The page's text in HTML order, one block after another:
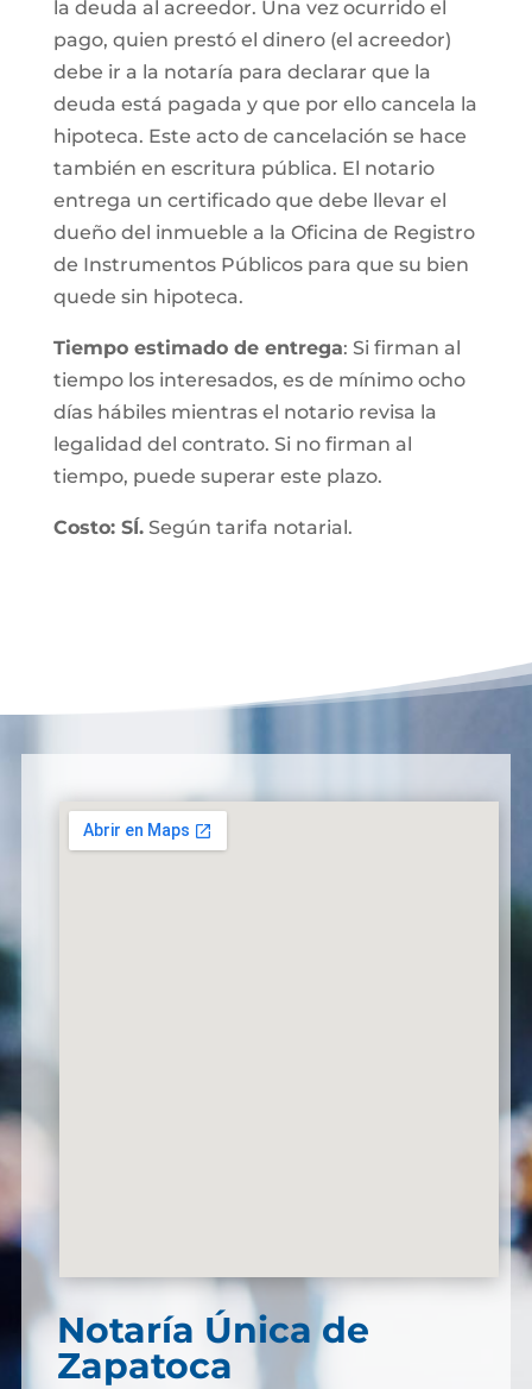
la deuda al acreedor. Una vez ocurrido el
pago, quien prestó el dinero (el acreedor)
debe ir a la notaría para declarar que la
deuda está pagada y que por ello cancela la
hipoteca. Este acto de cancelación se hace
también en escritura pública. El notario
entrega un certificado que debe llevar el
dueño del inmueble a la Oficina de Registro
de Instrumentos Públicos para que su bien
quede sin hipoteca.
Tiempo estimado de entrega: Si firman al
tiempo los interesados, es de mínimo ocho
días hábiles mientras el notario revisa la
legalidad del contrato. Si no firman al
tiempo, puede superar este plazo.
Costo: SÍ.Según tarifa notarial.
Notaría Única de
Zapatoca